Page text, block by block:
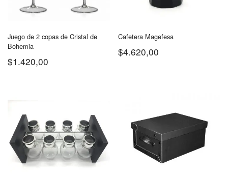
Juego de 2 copas de Cristal de
Bohemia
$1.420,00
Cafetera Magefesa
$4.620,00